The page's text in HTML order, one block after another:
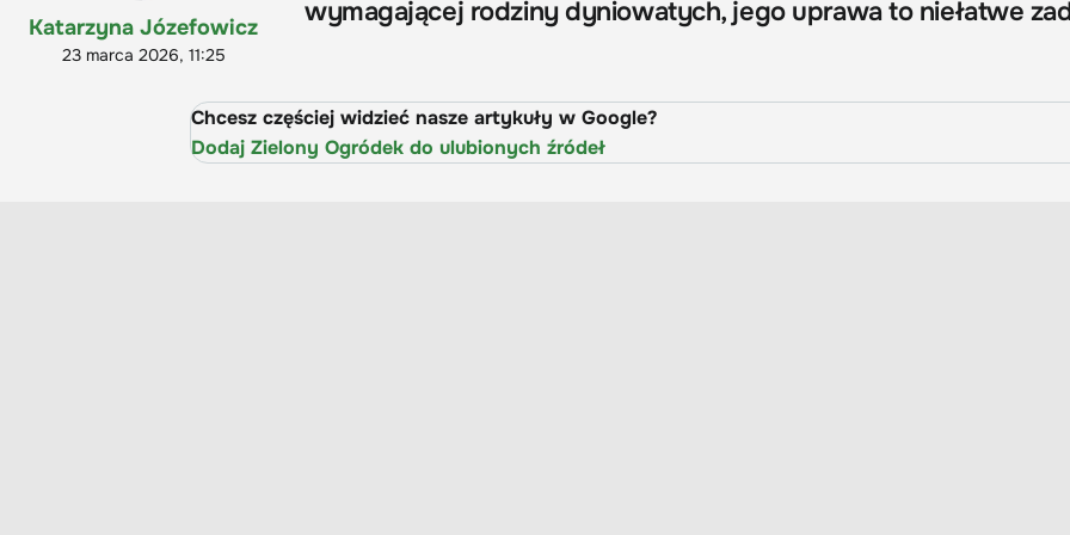
Katarzyna Józefowicz
23 marca 2026, 11:25
wymagającej rodziny dyniowatych, jego uprawa to niełatwe
Chcesz częściej widzieć nasze artykuły w Google?
Dodaj Zielony Ogródek do ulubionych źródeł